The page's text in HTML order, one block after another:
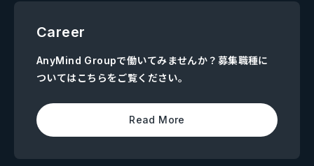
Career
AnyMind Groupで働いてみませんか？募集職種に
ついてはこちらをご覧ください。
Read More